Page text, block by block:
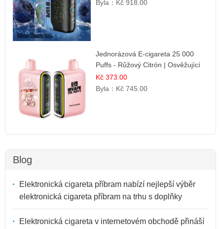
Byla： Kč 918.00
Jednorázová E-cigareta 25 000
Puffs - Růžový Citrón | Osvěžující
citrusová příchuť
Kč 373.00
Byla： Kč 745.00
Blog
Elektronická cigareta příbram nabízí nejlepší výběr
elektronická cigareta příbram na trhu s doplňky
Elektronická cigareta v internetovém obchodě přináší